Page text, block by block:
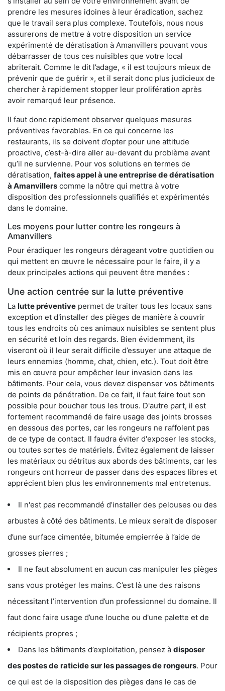
prendre les mesures idoines à leur éradication, sachez
que le travail sera plus complexe. Toutefois, nous nous
assurerons de mettre à votre disposition un service
expérimenté de dératisation à Amanvillers pouvant vous
débarrasser de tous ces nuisibles que votre local
abriterait. Comme le dit l’adage, « il est toujours mieux de
prévenir que de guérir », et il serait donc plus judicieux de
chercher à rapidement stopper leur prolifération après
avoir remarqué leur présence.
Il faut donc rapidement observer quelques mesures
préventives favorables. En ce qui concerne les
restaurants, ils se doivent d’opter pour une attitude
proactive, c’est-à-dire aller au-devant du problème avant
qu’il ne survienne. Pour vos solutions en termes de
dératisation, faites appel à une entreprise de dératisation
à Amanvillers comme la nôtre qui mettra à votre
disposition des professionnels qualifiés et expérimentés
dans le domaine.
Les moyens pour lutter contre les rongeurs à
Amanvillers
Pour éradiquer les rongeurs dérageant votre quotidien ou
qui mettent en œuvre le nécessaire pour le faire, il y a
deux principales actions qui peuvent être menées :
Une action centrée sur la lutte préventive
La lutte préventive permet de traiter tous les locaux sans
exception et d'installer des pièges de manière à couvrir
tous les endroits où ces animaux nuisibles se sentent plus
en sécurité et loin des regards. Bien évidemment, ils
viseront où il leur serait difficile d’essuyer une attaque de
leurs ennemies (homme, chat, chien, etc.). Tout doit être
mis en œuvre pour empêcher leur invasion dans les
bâtiments. Pour cela, vous devez dispenser vos bâtiments
de points de pénétration. De ce fait, il faut faire tout son
possible pour boucher tous les trous. D'autre part, il est
fortement recommandé de faire usage des joints brosses
en dessous des portes, car les rongeurs ne raffolent pas
de ce type de contact. Il faudra éviter d'exposer les stocks,
ou toutes sortes de matériels. Évitez également de laisser
les matériaux ou détritus aux abords des bâtiments, car les
rongeurs ont horreur de passer dans des espaces libres et
apprécient bien plus les environnements mal entretenus.
Il n'est pas recommandé d’installer des pelouses ou des
arbustes à côté des bâtiments. Le mieux serait de disposer
d’une surface cimentée, bitumée empierrée à l’aide de
grosses pierres ;
Il ne faut absolument en aucun cas manipuler les pièges
sans vous protéger les mains. C’est là une des raisons
nécessitant l’intervention d’un professionnel du domaine. Il
faut donc faire usage d’une louche ou d'une palette et de
récipients propres ;
Dans les bâtiments d’exploitation, pensez à disposer
des postes de raticide sur les passages de rongeurs. Pour
ce qui est de la disposition des pièges dans le cas de